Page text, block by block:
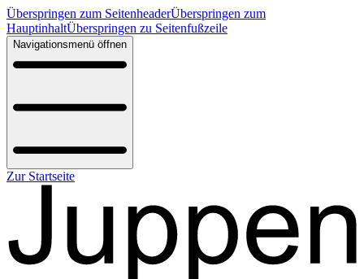
Überspringen zum SeitenheaderÜberspringen zum
HauptinhaltÜberspringen zu Seitenfußzeile
Navigationsmenü öffnen
Zur Startseite